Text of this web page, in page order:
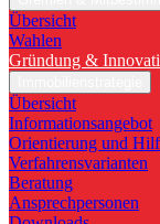
Übersicht
Wahlen
Gründung &
Übersicht
Informationsangebot
Orientierung und
Verfahrensvarianten
Beratung
Ansprechpersonen